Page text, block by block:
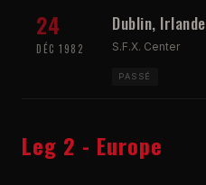
24
DÉC 1982
Dublin, Irlande
S.F.X. Center
PASSÉ
Leg 2 - Europe